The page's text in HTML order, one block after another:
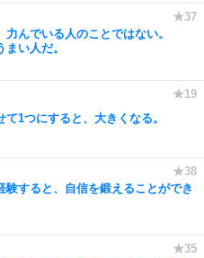
力んでいる人のことではない。
い人だ。
て1つにすると、大きくなる。
験すると、自信を鍛えることができ